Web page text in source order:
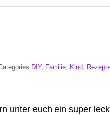
DIY, Familie, Kind, Rezepte
unter euch ein super